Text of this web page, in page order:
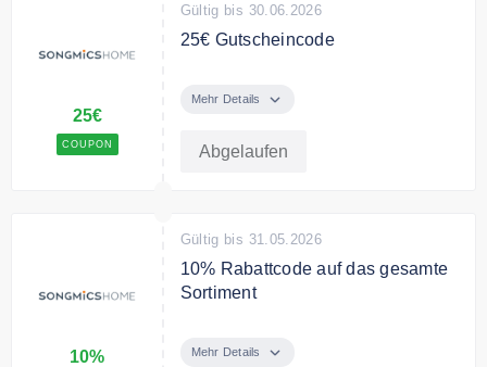
25€
COUPON
Gültig bis 30.06.2026
25€ Gutscheincode
Rabatt auf Ihre Bestellung.
Ab 200€ Bestellwert.
Mehr Details
Abgelaufen
10%
Gültig bis 31.05.2026
10% Rabattcode auf das gesamte
Sortiment
das gesamte Sortiment. Ohne
Mehr Details